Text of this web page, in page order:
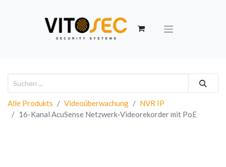
Alle Produkts Videoüberwachung
NVR IP
16-Kanal AcuSense Netzwerk-Videorekorder mit PoE